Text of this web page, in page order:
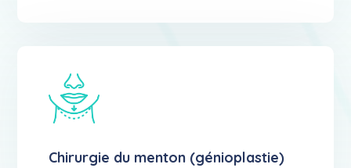
Chirurgie du menton (génioplastie)